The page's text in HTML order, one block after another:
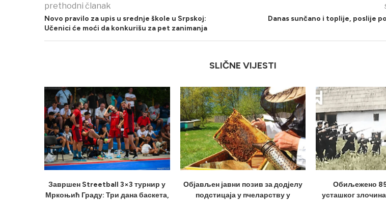
prethodni članak
Novo pravilo za upis u srednje škole u Srpskoj:
Učenici će moći da konkurišu za pet zanimanja
Danas sunčano i toplije, poslije
SLIČNE VIJESTI
Завршен Streetball 3×3 турнир у
Мркоњић Граду: Три дана баскета,
Објављен јавни позив за додјелу
подстицаја у пчеларству у
Обиљежено
усташког